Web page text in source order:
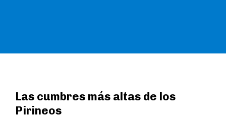
Las cumbres más altas de los
Pirineos